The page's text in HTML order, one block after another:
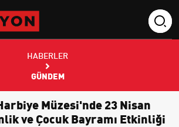
HABERLER
GÜNDEM
Müzesi'nde 23 Nisan
ve Çocuk Bayramı Etkinliği